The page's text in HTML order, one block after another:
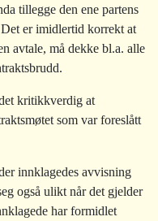
tillegge den ene partens
er imidlertid korrekt at
avtale, må dekke bl.a. alle
kritikkverdig at
som var foreslått
innklagedes avvisning
også ulikt når det gjelder
har formidlet